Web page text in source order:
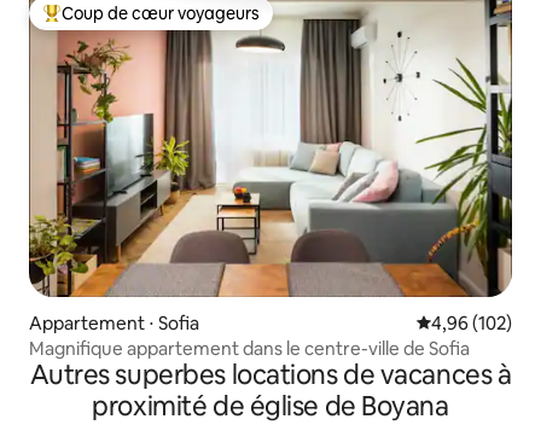
Coups de cœur voyageurs les plus appréciés
Coup de cœur voyageurs
Appartement ⋅ Sofia Évaluation
4,96 (102)
Magnifique appartement dans le centre-ville de Sofia
Autres superbes locations de vacances à
proximité de église de Boyana